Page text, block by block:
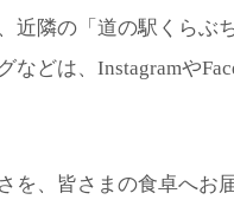
隣の「道の駅くらぶ
などは、Instagramや
を、皆さまの食卓へお